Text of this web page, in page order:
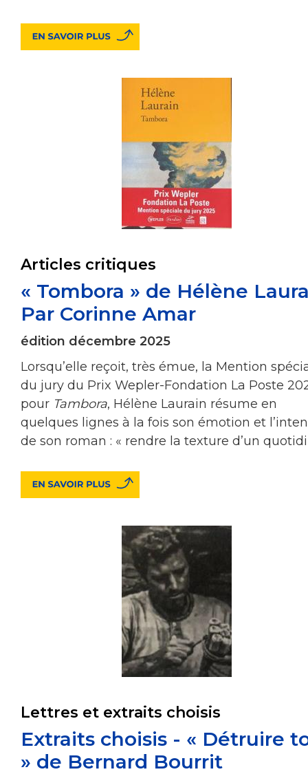
Articles critiques
« Tombora » de Hélène
Par Corinne Amar
édition décembre 2025
Lorsqu’elle reçoit, très émue, la Mention
du jury du Prix Wepler-Fondation La Poste
pour Tambora, Hélène Laurain résume en
quelques lignes à la fois son émotion et
de son roman : « rendre la texture d’un quotidi
Lettres et extraits choisis
Extraits choisis - « Détruire
» de Bernard Bourrit